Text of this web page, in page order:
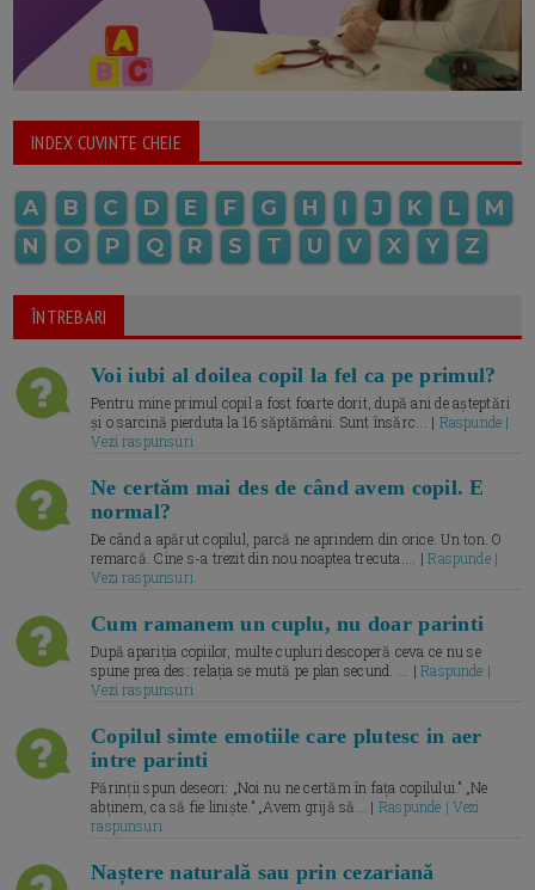
INDEX CUVINTE CHEIE
A B C D E F G H I J K L
M
N
O P Q R S T U V X Y Z
ÎNTREBARI
Voi iubi al doilea copil la fel ca pe primul?
Pentru mine primul copil a fost foarte dorit, după ani de așteptări
și o sarcină pierduta la 16 săptămâni. Sunt însărc... | Raspunde |
Vezi raspunsuri
Ne certăm mai des de când avem copil. E
normal?
De când a apărut copilul, parcă ne aprindem din orice. Un ton. O
remarcă. Cine s-a trezit din nou noaptea trecuta.... |Raspunde |
Vezi raspunsuri
Cum ramanem un cuplu, nu doar parinti
După apariția copiilor, multe cupluri descoperă ceva ce nu se
spune prea des: relația se mută pe plan secund. ... |Raspunde |
Vezi raspunsuri
Copilul simte emotiile care plutesc in aer
intre parinti
Părinții spun deseori: „Noi nu ne certăm în fața copilului.” „Ne
abținem, ca să fie liniște.” „Avem grijă să... | Raspunde | Vezi
raspunsuri
Naștere naturală sau prin cezariană